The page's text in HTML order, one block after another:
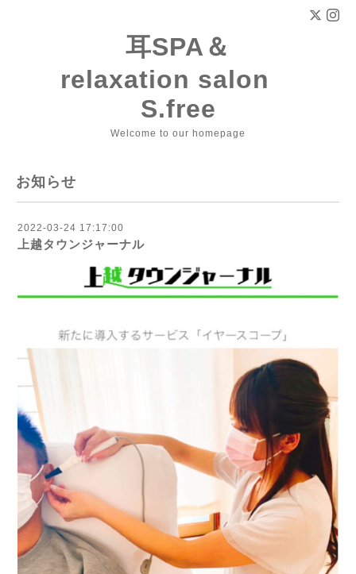
耳SPA＆
relaxation salon
S.free
Welcome to our homepage
お知らせ
2022-03-24 17:17:00
上越タウンジャーナル